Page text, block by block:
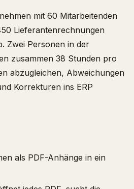
mit 60 Mitarbeitenden
Lieferantenrechnungen
Zwei Personen in der
zusammen 38 Stunden pro
abzugleichen, Abweichungen
Korrekturen ins ERP
als PDF-Anhänge in ein